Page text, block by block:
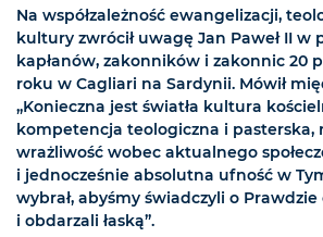
Na współzależność ewangelizacji,
kultury zwrócił uwagę Jan Paweł II
kapłanów, zakonników i zakonnic 20
roku w Cagliari na Sardynii. Mówił
„Konieczna jest światła kultura
kompetencja teologiczna i pasterska,
wrażliwość wobec aktualnego
i jednocześnie absolutna ufność w
wybrał, abyśmy świadczyli o
i obdarzali łaską”.